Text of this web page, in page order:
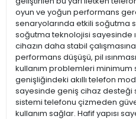
oyun ve yoğun performans
senaryolarında etkili soğutma
soğutma teknolojisi sayesinde
cihazın daha stabil
performans düşüşü, pil ısınması
kullanım problemleri
genişliğindeki akıllı telefon
sayesinde geniş cihaz desteği
sistemi telefonu çizmeden
kullanım sağlar. Hafif yapısı